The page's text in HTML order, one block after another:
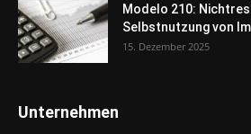
Modelo 210:
Selbstnutzung von
15. Dezember 2025
Unternehmen